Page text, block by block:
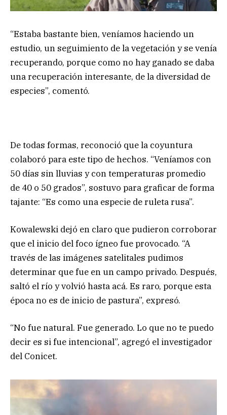
“Estaba bastante bien, veníamos haciendo un
estudio, un seguimiento de la vegetación y se venía
recuperando, porque como no hay ganado se daba
una recuperación interesante, de la diversidad de
especies”, comentó.
De todas formas, reconoció que la coyuntura
colaboró para este tipo de hechos. “Veníamos con
50 días sin lluvias y con temperaturas promedio
de 40 o 50 grados”, sostuvo para graficar de forma
tajante: “Es como una especie de ruleta rusa”.
Kowalewski dejó en claro que pudieron corroborar
que el inicio del foco ígneo fue provocado. “A
través de las imágenes satelitales pudimos
determinar que fue en un campo privado. Después,
saltó el río y volvió hasta acá. Es raro, porque esta
época no es de inicio de pastura”, expresó.
“No fue natural. Fue generado. Lo que no te puedo
decir es si fue intencional”, agregó el investigador
del Conicet.